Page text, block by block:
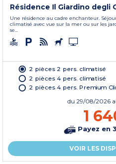
Résidence Il Giardino degli
Une résidence au cadre enchanteur.
climatisé avec vue sur la mer ou sur les
se...
2 pièces 2 pers. climatisé
2 pièces 4 pers. climatisé
2 pièces 4 pers. Premium
du 29/08/2026
1
Payez en
VOIR LES